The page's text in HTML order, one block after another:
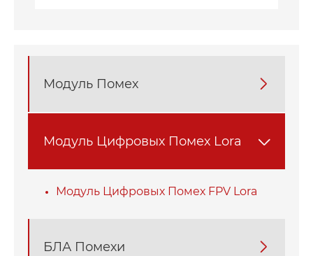
Модуль Помех 
Модуль Цифровых Помех Lora 
Модуль Цифровых Помех FPV Lora
БЛА Помехи 